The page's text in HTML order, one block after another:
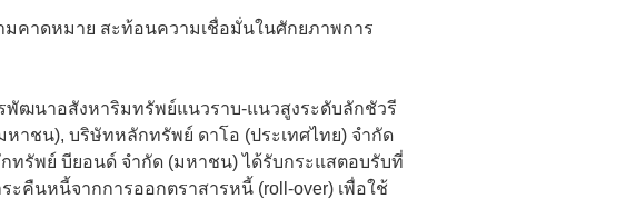
คาดหมาย สะท้อนความเชื่อมั่นในศักยภาพการ
ฒนาอสังหาริมทรัพย์แนวราบ-แนวสูงระดับลักชัวรี
หาชน), บริษัทหลักทรัพย์ ดาโอ (ประเทศไทย) จำกัด
รัพย์ บียอนด์ จำกัด (มหาชน) ได้รับกระแสตอบรับที่
คืนหนี้จากการออกตราสารหนี้ (roll-over) เพื่อใช้